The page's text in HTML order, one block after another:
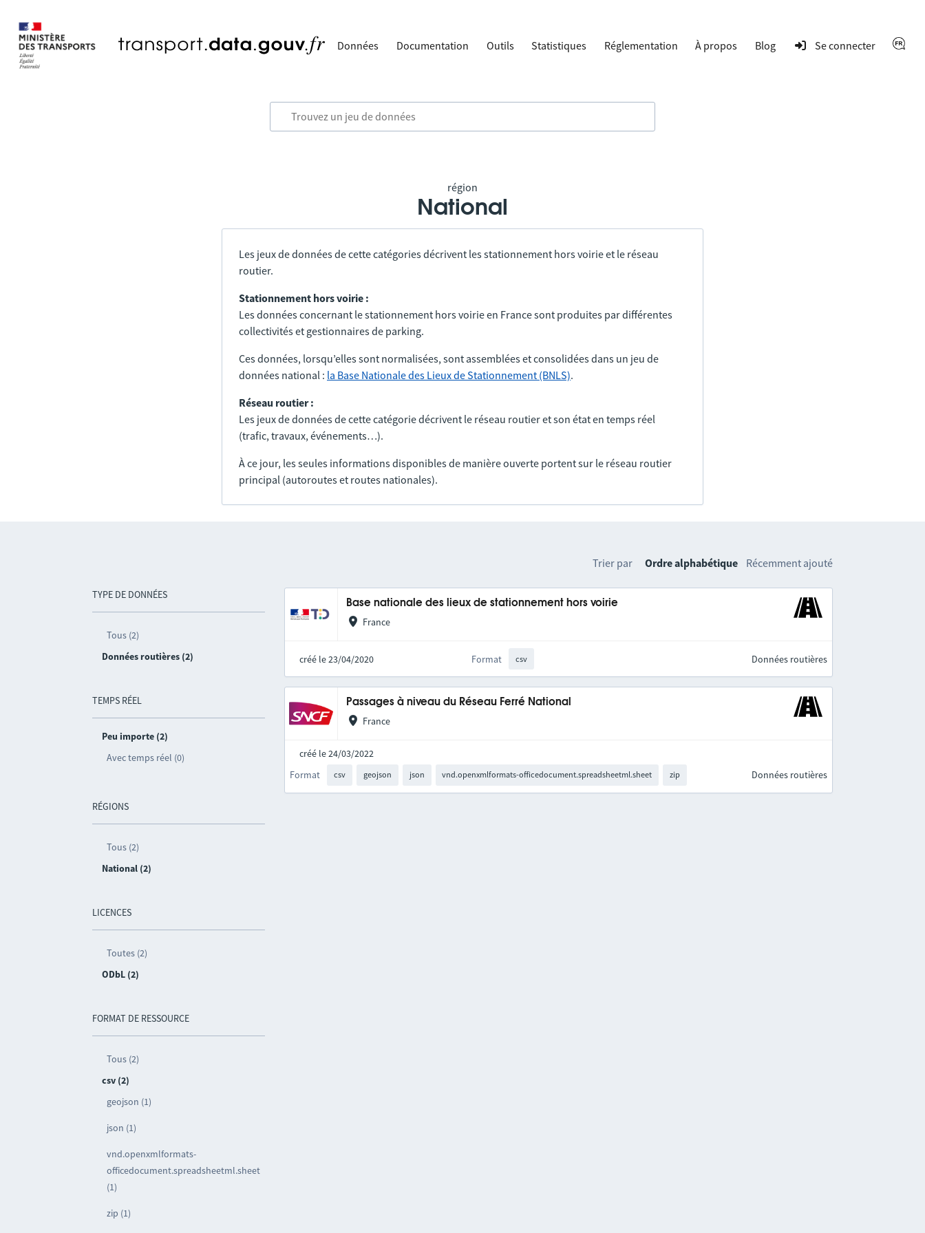
Données Documentation Outils Statistiques Réglementation À propos Blog Se connecter
région
National
Les jeux de données de cette catégories décrivent les stationnement hors voirie et le réseau
routier.
Stationnement hors voirie :
Les données concernant le stationnement hors voirie en France sont produites par différentes
collectivités et gestionnaires de parking.
Ces données, lorsqu’elles sont normalisées, sont assemblées et consolidées dans un jeu de
données national : la Base Nationale des Lieux de Stationnement (BNLS).
Réseau routier :
Les jeux de données de cette catégorie décrivent le réseau routier et son état en temps réel
(trafic, travaux, événements…).
À ce jour, les seules informations disponibles de manière ouverte portent sur le réseau routier
principal (autoroutes et routes nationales).
TYPE DE DONNÉES
Tous (2)
Données routières (2)
TEMPS RÉEL
Peu importe (2)
Avec temps réel (0)
RÉGIONS
Tous (2)
National (2)
LICENCES
Toutes (2)
ODbL (2)
FORMAT DE RESSOURCE
Tous (2)
csv (2)
geojson (1)
json (1)
vnd.openxmlformats-
officedocument.spreadsheetml.sheet
(1)
zip (1)
Trier par Ordre alphabétique Récemment ajouté
Base nationale des lieux de stationnement hors voirie
France
créé le 23/04/2020 Format csv Données routières
Passages à niveau du Réseau Ferré National
France
créé le 24/03/2022
Format
csv geojson json vnd.openxmlformats-officedocument.spreadsheetml.sheet zip Données routières